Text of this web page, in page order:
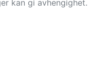
kan gi avhengighet.